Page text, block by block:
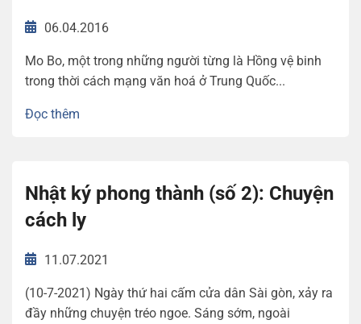
06.04.2016
Mo Bo, một trong những người từng là Hồng vệ binh
trong thời cách mạng văn hoá ở Trung Quốc...
Đọc thêm
Nhật ký phong thành (số 2): Chuyện
cách ly
11.07.2021
(10-7-2021) Ngày thứ hai cấm cửa dân Sài gòn, xảy ra
đầy những chuyện tréo ngoe. Sáng sớm, ngoài